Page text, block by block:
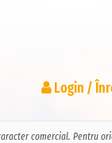
Login /
comercial. Pentru